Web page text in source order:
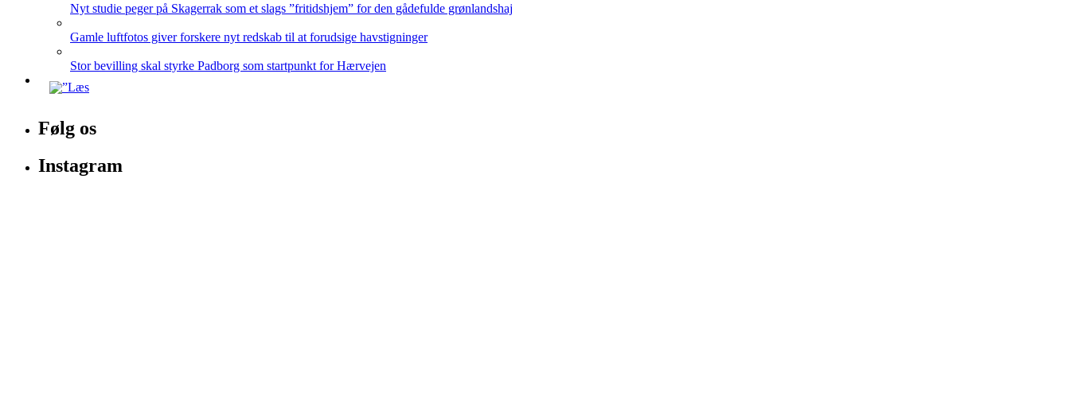
Nyt studie peger på Skagerrak som et slags ”fritidshjem” for den gådefulde grønlandshaj
Gamle luftfotos giver forskere nyt redskab til at forudsige havstigninger
Stor bevilling skal styrke Padborg som startpunkt for Hærvejen
Følg os
Instagram